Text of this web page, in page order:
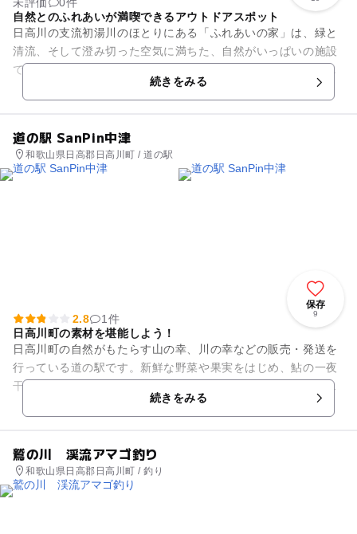
未評価
0件
自然とのふれあいが満喫できるアウトドアスポット
日高川の支流初湯川のほとりにある「ふれあいの家」は、緑と
清流、そして澄み切った空気に満ちた、自然がいっぱいの施設
です。屋外にはテントサイトをはじめ、自炊場、作業場ファイ
ヤーサークルなどがあります...続きをみる
道の駅 SanPin中津
和歌山県日高郡日高川町 / 道の駅
保存
9
2.8
1件
日高川町の素材を堪能しよう！
日高川町の自然がもたらす山の幸、川の幸などの販売・発送を
行っている道の駅です。新鮮な野菜や果実をはじめ、鮎の一夜
干や備長炭など、町の特産品が勢揃いしています。食事処「ほ
ろほろ亭」では、名前の由来...続きをみる
鷲の川 渓流アマゴ釣り
和歌山県日高郡日高川町 / 釣り